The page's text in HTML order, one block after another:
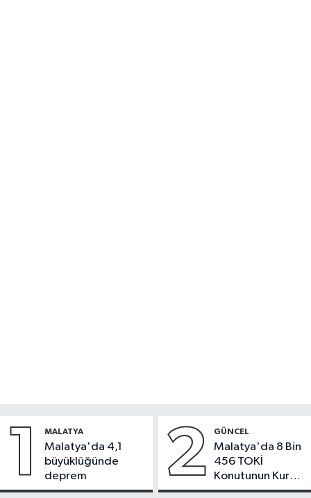
1 MALATYA
Malatya'da 4,1
büyüklüğünde
deprem
2 GÜNCEL
Malatya'da 8 Bin
456 TOKİ
Konutunun Kurası
Bugün Çekiliyor